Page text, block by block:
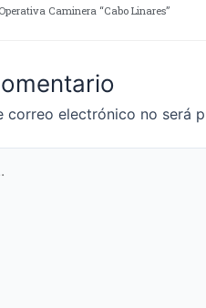
Caminera “Cabo Linares”
correo electrónico no será